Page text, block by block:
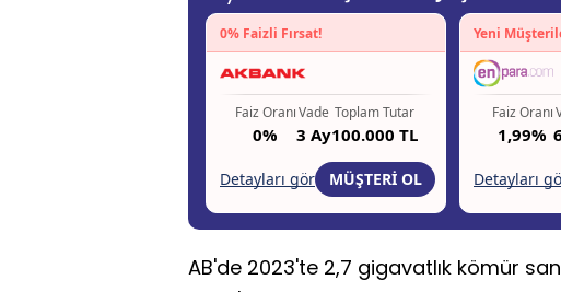
AB'de 2023'te 2,7 gigavatlık kömür